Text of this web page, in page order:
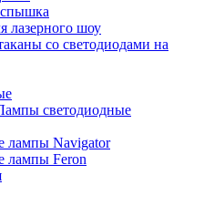
лазерного шоу
со светодиодами на
светодиодные
лампы Navigator
лампы Feron